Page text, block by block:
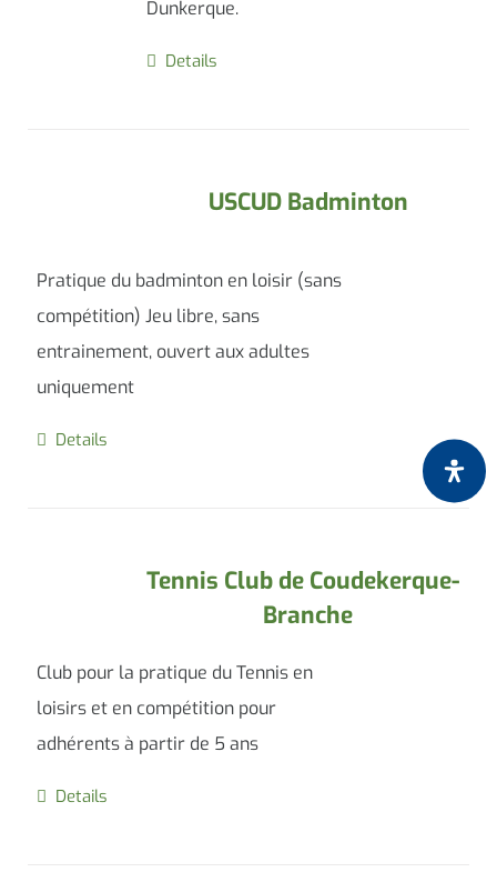
Dunkerque.
Details
USCUD Badminton
Pratique du badminton en loisir (sans
compétition) Jeu libre, sans
entrainement, ouvert aux adultes
uniquement
Details
Tennis Club de Coudekerque-
Branche
Club pour la pratique du Tennis en
loisirs et en compétition pour
adhérents à partir de 5 ans
Details